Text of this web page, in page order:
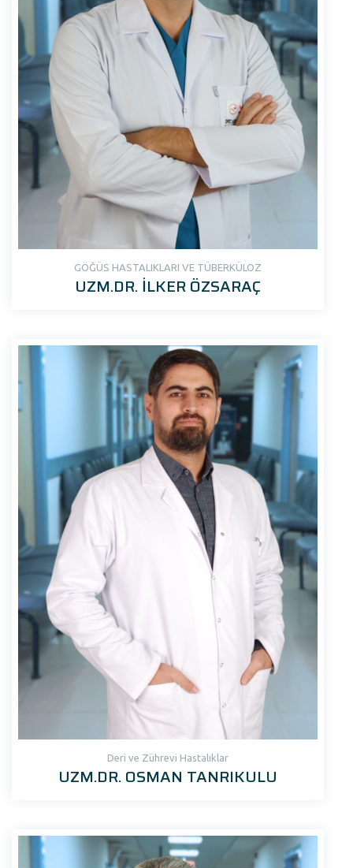
GÖĞÜS HASTALIKLARI VE TÜBERKÜLOZ
UZM.DR. İLKER ÖZSARAÇ
Deri ve Zührevi Hastalıklar
UZM.DR. OSMAN TANRIKULU